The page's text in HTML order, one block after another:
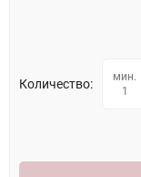
Количество:
мин.
1